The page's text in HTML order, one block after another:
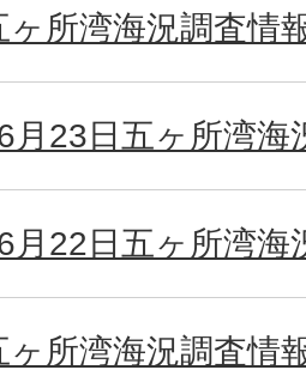
ヶ所湾海況調査情
月23日五ヶ所湾海
月22日五ヶ所湾海
ヶ所湾海況調査情